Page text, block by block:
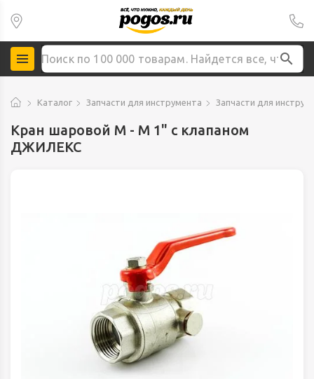
Каталог Запчасти для инструмента Запчасти для
Кран шаровой М - М 1" с клапаном
ДЖИЛЕКС